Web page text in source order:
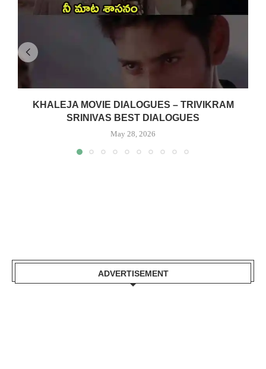
KHALEJA MOVIE DIALOGUES – TRIVIKRAM
SRINIVAS BEST DIALOGUES
May 28, 2026
ADVERTISEMENT